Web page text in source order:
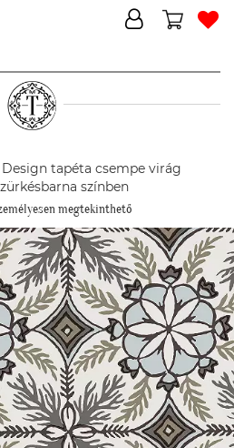
tapéta csempe virág
színben
megtekinthető